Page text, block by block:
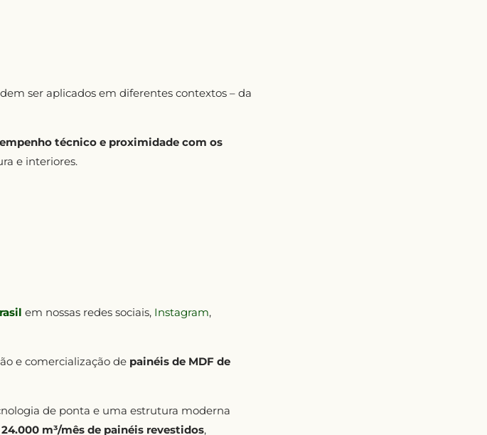
ser aplicados em diferentes contextos – da
técnico e proximidade com os
e interiores.
em nossas redes sociais, Instagram,
e comercialização de painéis de MDF de
de ponta e uma estrutura moderna
m³/mês de painéis revestidos,